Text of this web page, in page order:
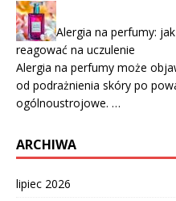
Alergia na perfumy:
reagować na uczulenie
Alergia na perfumy może
od podrażnienia skóry po
ogólnoustrojowe. …
ARCHIWA
lipiec 2026